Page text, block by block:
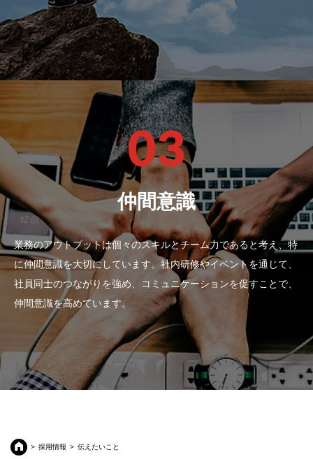
03
仲間意識
業務のアウトプットは個々のスキルとチーム力であると考え、特
に仲間意識を大切にしています。社内研修やイベントを通じて、
社員同士のつながりを強め、コミュニケーションを促すことで、
仲間意識を高めています。
採用情報 伝えたいこと